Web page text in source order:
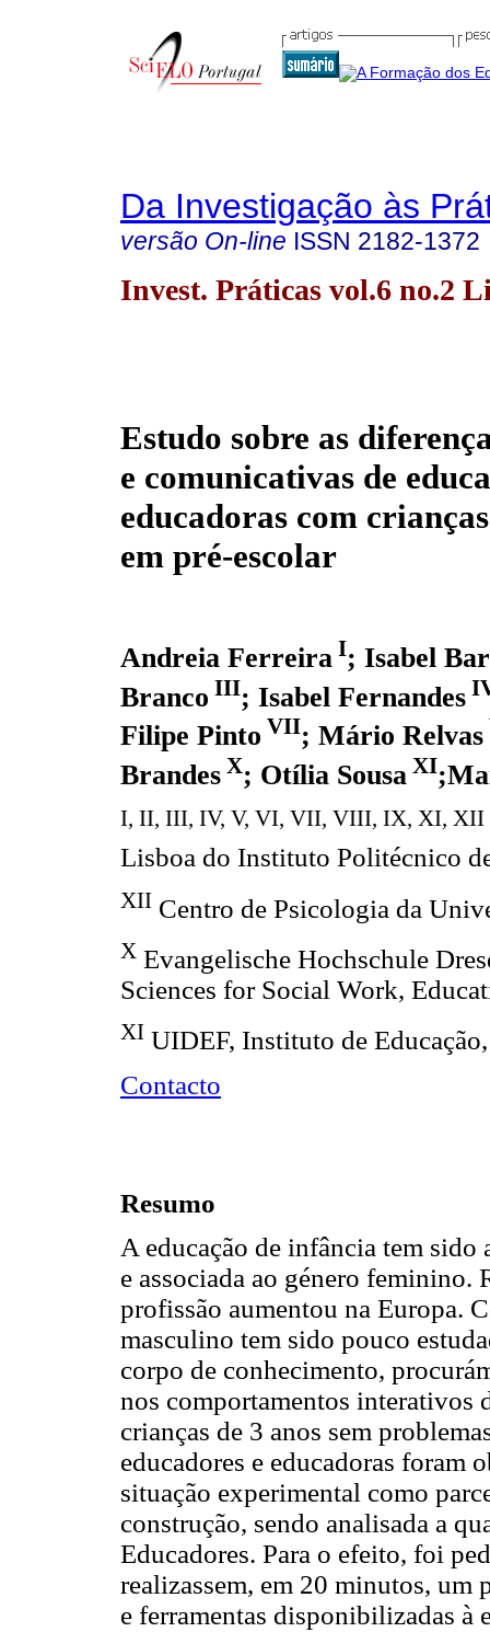
Da Investigação às
versão On-line ISSN 2182-1372
Invest. Práticas vol.6 no.2
Estudo sobre as
e comunicativas de
educadoras com
em pré-escolar
Andreia Ferreira I; Isabel
Branco III; Isabel Fernandes
Filipe Pinto VII; Mário Relvas
Brandes X; Otília Sousa XI
I, II, III, IV, V, VI, VII, VIII, IX, XI, XII
Lisboa do Instituto Politécnico
XII Centro de Psicologia da
X Evangelische Hochschule
Sciences for Social Work,
XI UIDEF, Instituto de
Contacto
Resumo
A educação de infância tem sido
e associada ao género feminino.
profissão aumentou na Europa.
masculino tem sido pouco
corpo de conhecimento,
nos comportamentos interativos
crianças de 3 anos sem
educadores e educadoras foram
situação experimental como
construção, sendo analisada a
Educadores. Para o efeito, foi
realizassem, em 20 minutos, um
e ferramentas disponibilizadas à